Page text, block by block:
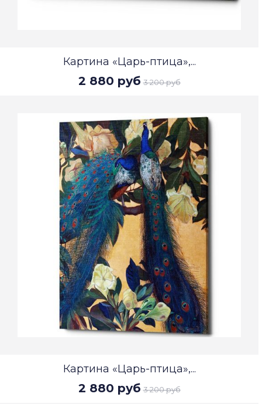
Картина «Царь-птица»,...
2 880 руб 3 200 руб
Картина «Царь-птица»,...
2 880 руб 3 200 руб